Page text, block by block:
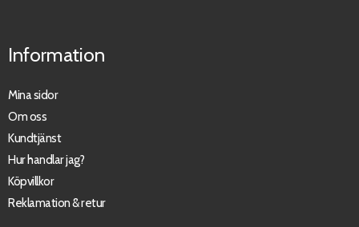
Information
Mina sidor
Om oss
Kundtjänst
Hur handlar jag?
Köpvillkor
Reklamation & retur